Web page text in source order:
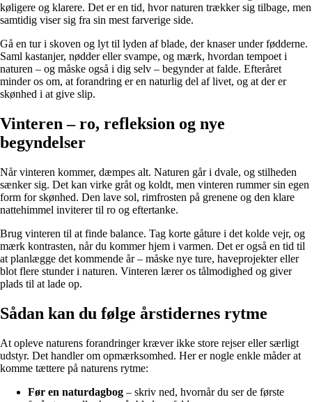
køligere og klarere. Det er en tid, hvor naturen trækker sig tilbage, men
samtidig viser sig fra sin mest farverige side.
Gå en tur i skoven og lyt til lyden af blade, der knaser under fødderne.
Saml kastanjer, nødder eller svampe, og mærk, hvordan tempoet i
naturen – og måske også i dig selv – begynder at falde. Efteråret
minder os om, at forandring er en naturlig del af livet, og at der er
skønhed i at give slip.
Vinteren – ro, refleksion og nye
begyndelser
Når vinteren kommer, dæmpes alt. Naturen går i dvale, og stilheden
sænker sig. Det kan virke gråt og koldt, men vinteren rummer sin egen
form for skønhed. Den lave sol, rimfrosten på grenene og den klare
nattehimmel inviterer til ro og eftertanke.
Brug vinteren til at finde balance. Tag korte gåture i det kolde vejr, og
mærk kontrasten, når du kommer hjem i varmen. Det er også en tid til
at planlægge det kommende år – måske nye ture, haveprojekter eller
blot flere stunder i naturen. Vinteren lærer os tålmodighed og giver
plads til at lade op.
Sådan kan du følge årstidernes rytme
At opleve naturens forandringer kræver ikke store rejser eller særligt
udstyr. Det handler om opmærksomhed. Her er nogle enkle måder at
komme tættere på naturens rytme:
Før en naturdagbog – skriv ned, hvornår du ser de første